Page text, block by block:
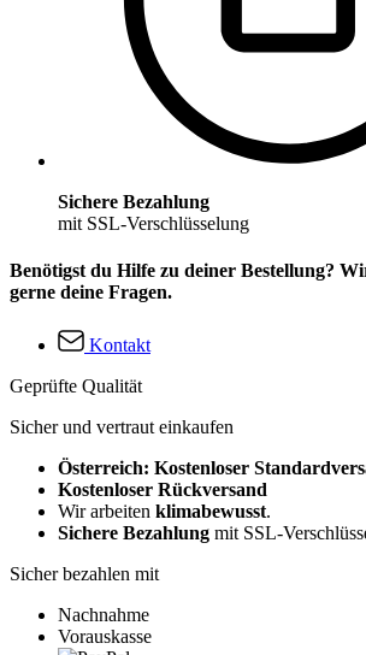
Sichere Bezahlung
mit SSL-Verschlüsselung
Benötigst du Hilfe zu deiner Bestellung?
gerne deine Fragen.
Kontakt
Geprüfte Qualität
Sicher und vertraut einkaufen
Österreich: Kostenloser
Kostenloser Rückversand
Wir arbeiten klimabewusst.
Sichere Bezahlung mit SSL-
Sicher bezahlen mit
Nachnahme
Vorauskasse